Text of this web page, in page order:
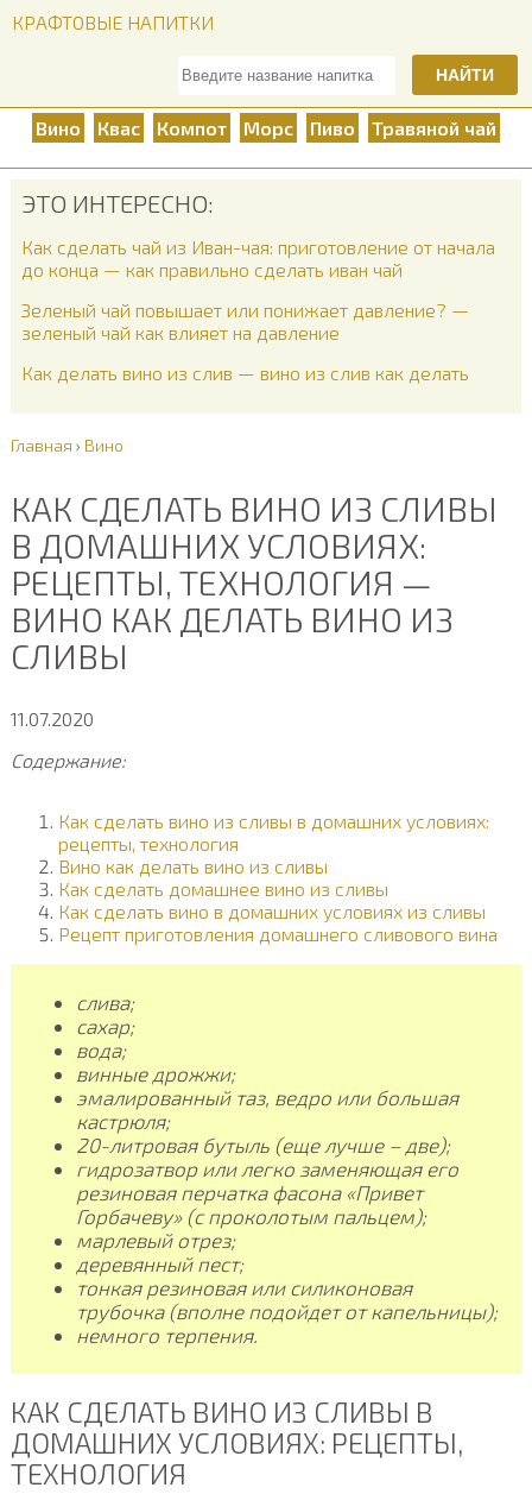
КРАФТОВЫЕ НАПИТКИ
НАЙТИ
Вино Квас Компот Морс Пиво Травяной чай
ЭТО ИНТЕРЕСНО:
Как сделать чай из Иван-чая: приготовление от начала
до конца — как правильно сделать иван чай
Зеленый чай повышает или понижает давление? —
зеленый чай как влияет на давление
Как делать вино из слив — вино из слив как делать
Главная › Вино
КАК СДЕЛАТЬ ВИНО ИЗ СЛИВЫ
В ДОМАШНИХ УСЛОВИЯХ:
РЕЦЕПТЫ, ТЕХНОЛОГИЯ —
ВИНО КАК ДЕЛАТЬ ВИНО ИЗ
СЛИВЫ
11.07.2020
Содержание:
Как сделать вино из сливы в домашних условиях:
рецепты, технология
Вино как делать вино из сливы
Как сделать домашнее вино из сливы
Как сделать вино в домашних условиях из сливы
Рецепт приготовления домашнего сливового вина
слива;
сахар;
вода;
винные дрожжи;
эмалированный таз, ведро или большая
кастрюля;
20-литровая бутыль (еще лучше – две);
гидрозатвор или легко заменяющая его
резиновая перчатка фасона «Привет
Горбачеву» (с проколотым пальцем);
марлевый отрез;
деревянный пест;
тонкая резиновая или силиконовая
трубочка (вполне подойдет от капельницы);
немного терпения.
КАК СДЕЛАТЬ ВИНО ИЗ СЛИВЫ В
ДОМАШНИХ УСЛОВИЯХ: РЕЦЕПТЫ,
ТЕХНОЛОГИЯ